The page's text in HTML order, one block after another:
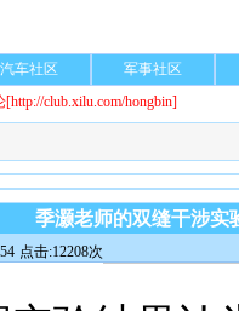
汽车社区
军事社区
[http://club.xilu.com/hongbin]
季灏老师的双缝干涉实
点击:12208次